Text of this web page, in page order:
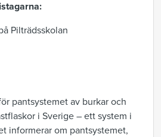
Pilträdsskolan
pantsystemet av burkar och
i Sverige – ett system i
informerar om pantsystemet,